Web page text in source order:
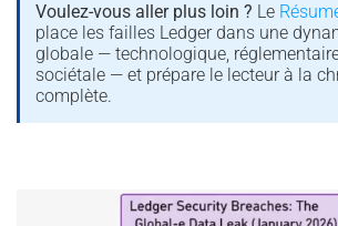
Voulez-vous aller plus loin ? Le
place les failles Ledger dans une
globale — technologique,
sociétale — et prépare le lecteur à la
complète.